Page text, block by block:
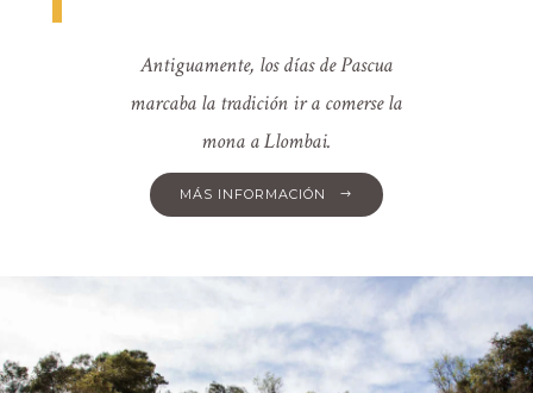
Antiguamente, los días de Pascua
marcaba la tradición ir a comerse la
mona a Llombai.
MÁS INFORMACIÓN